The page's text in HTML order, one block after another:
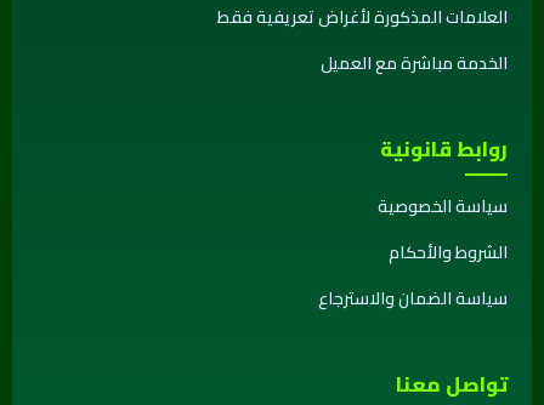
العلامات المذكورة لأغراض تعريفية فقط
الخدمة مباشرة مع العميل
روابط قانونية
سياسة الخصوصية
الشروط والأحكام
سياسة الضمان والاسترجاع
تواصل معنا